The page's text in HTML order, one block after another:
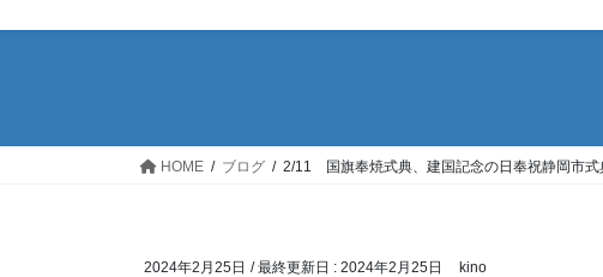
HOME ブログ 2/11 国旗奉焼式典、建国記念の日奉祝静岡市式
2024年2月25日 / 最終更新日 : 2024年2月25日 kino